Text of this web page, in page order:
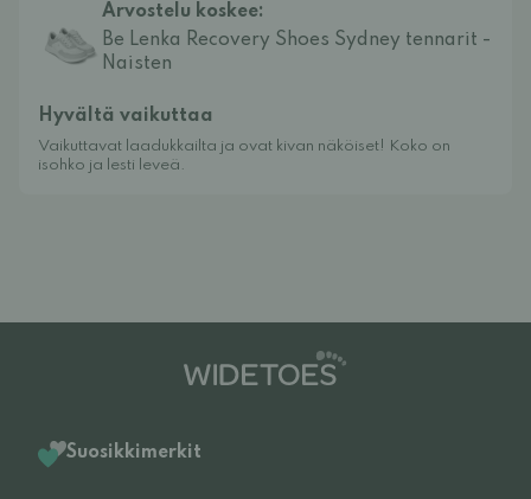
Arvostelu koskee:
Be Lenka Recovery Shoes Sydney tennarit -
Naisten
Hyvältä vaikuttaa
Vaikuttavat laadukkailta ja ovat kivan näköiset! Koko on
isohko ja lesti leveä.
Suosikkimerkit